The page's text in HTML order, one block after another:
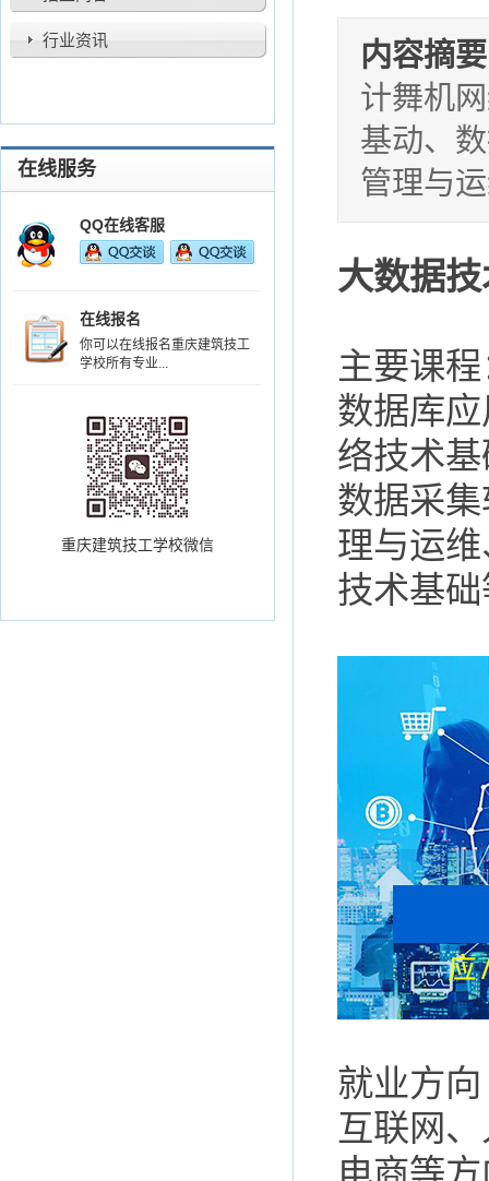
行业资讯
在线服务
QQ在线客服
在线报名
你可以在线报名重庆建筑技工
学校所有专业...
重庆建筑技工学校微信
内容摘要
计舞机
基动、
管理与
大数据
主要课
数据库
络技术
数据采
理与运
技术基
就业方向
互联网
电商等